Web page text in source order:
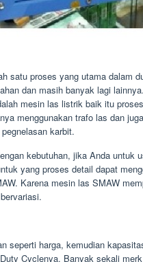
satu proses yang utama dalam
dan masih banyak lagi
mesin las listrik baik itu
menggunakan trafo las dan juga
karbit.
kebutuhan, jika Anda untuk
yang proses detail dapat
Karena mesin las SMAW
seperti harga, kemudian
Cyclenya. Banyak sekali